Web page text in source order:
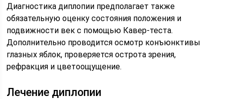
Диагностика диплопии предполагает также
обязательную оценку состояния положения и
подвижности век с помощью Кавер-теста.
Дополнительно проводится осмотр конъюнктивы
глазных яблок, проверяется острота зрения,
рефракция и цветоощущение.
Лечение диплопии